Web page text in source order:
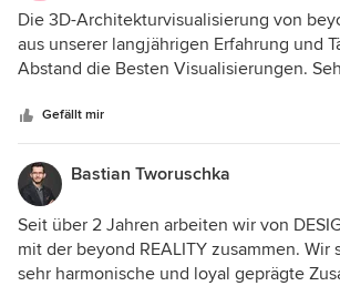
Die 3D-Architekturvisualisierung von
aus unserer langjährigen Erfahrung und
Abstand die Besten Visualisierungen.
zum Auftraggeber und schnelle
Gute Erreichbarkeit. Kompetenter
Jederzeit wieder für Folgeprojekte.
Architekturvisualisierung" können wir
Partner wärmstens empfehlen.
Gefällt mir
Bastian Tworuschka
Seit über 2 Jahren arbeiten wir von
mit der beyond REALITY zusammen. Wir
sehr harmonische und loyal geprägte